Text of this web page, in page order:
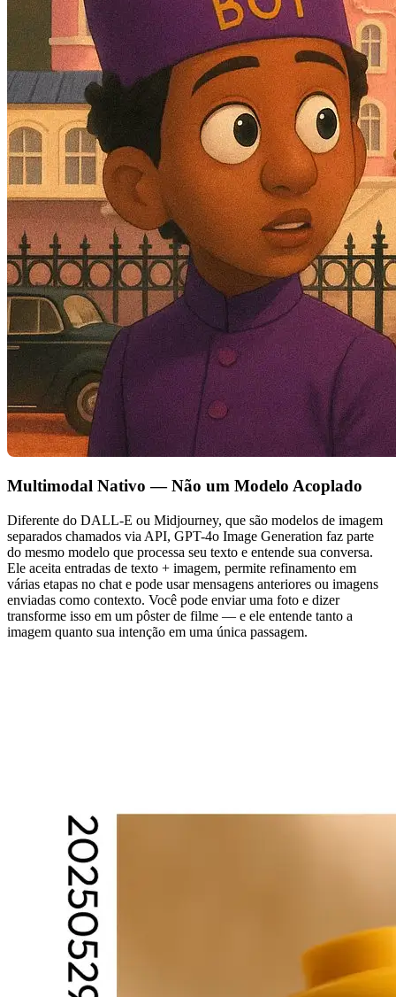
Multimodal Nativo — Não um Modelo Acoplado
Diferente do DALL-E ou Midjourney, que são modelos de imagem
separados chamados via API, GPT-4o Image Generation faz parte
do mesmo modelo que processa seu texto e entende sua conversa.
Ele aceita entradas de texto + imagem, permite refinamento em
várias etapas no chat e pode usar mensagens anteriores ou imagens
enviadas como contexto. Você pode enviar uma foto e dizer
transforme isso em um pôster de filme — e ele entende tanto a
imagem quanto sua intenção em uma única passagem.